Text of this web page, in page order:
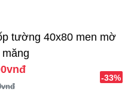
tường 40x80 men mờ
-33%